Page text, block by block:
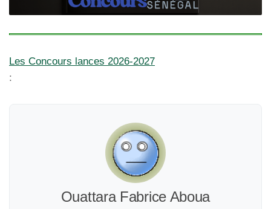
Les Concours lances 2026-2027
:
Ouattara Fabrice Aboua